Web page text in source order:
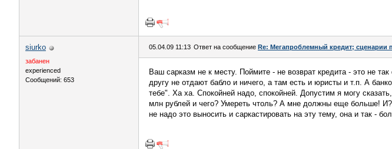
siurko
забанен
experienced
Сообщений: 653
05.04.09 11:13 Ответ на сообщение Re: Мегапроблемный кредит; сценарии
Ваш сарказм не к месту. Поймите - не возврат кредита - это не
другу не отдают бабло и ничего, а там есть и юристы и т.п. А
тебе". Ха ха. Спокойней надо, спокойней. Допустим я могу
млн рублей и чего? Умереть чтоль? А мне должны еще больше!
не надо это выносить и саркастировать на эту тему, она и так -